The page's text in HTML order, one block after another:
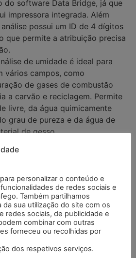
do software Data Bridge, já que
impressora integrada. Além
possui um ID de 4 dígitos
que permite a atribuição precisa
de umidade é ideal para
vários campos, como
de gases de combustão
a carvão e reciclagem. Permite
livre, da água quimicamente
grau de pureza e da água de
de gesso.
220 g
4 g
amostra: 95 cm³
105 / 115 mm
e quartzo
1: 40 … 180 °C
2: 105 … 360 °C
personalizar o conteúdo e
de redes sociais e
Também partilhamos
da sua utilização do site com os
redes sociais, de publicidade e
combinar com outras
forneceu ou recolhidas por
dos respetivos serviços.